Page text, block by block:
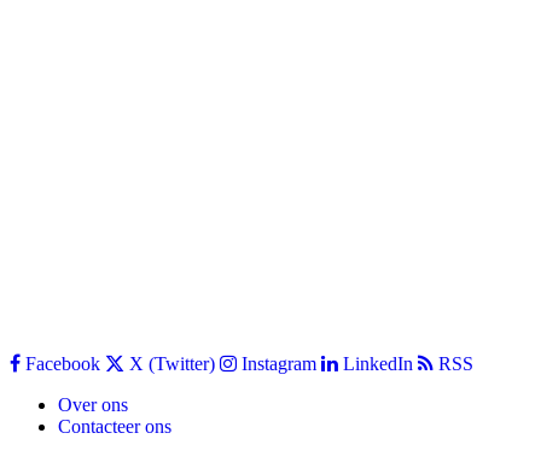
Facebook X (Twitter) Instagram LinkedIn
RSS
Over ons
Contacteer ons